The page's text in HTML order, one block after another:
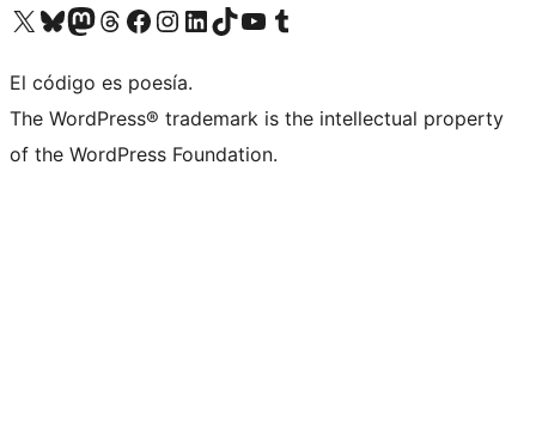
Visit our X (formerly Twitter) account
Visit our Bluesky account
Visit our Mastodon account
Visit our Threads account
Visita nuestra página de Facebook
Visita nuestra cuenta de Instagram
Visita nuestra cuenta de LinkedIn
Visit our TikTok account
Visita nuestro canal de YouTube
Visit our Tumblr account
El código es poesía.
The WordPress® trademark is the intellectual property
of the WordPress Foundation.